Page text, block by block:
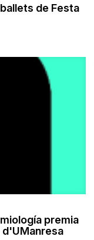
de Festa
premia
d'UManresa